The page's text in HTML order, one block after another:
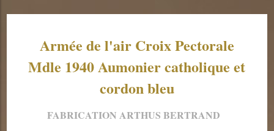
Armée de l'air Croix Pectorale
Mdle 1940 Aumonier catholique et
cordon bleu
FABRICATION ARTHUS BERTRAND